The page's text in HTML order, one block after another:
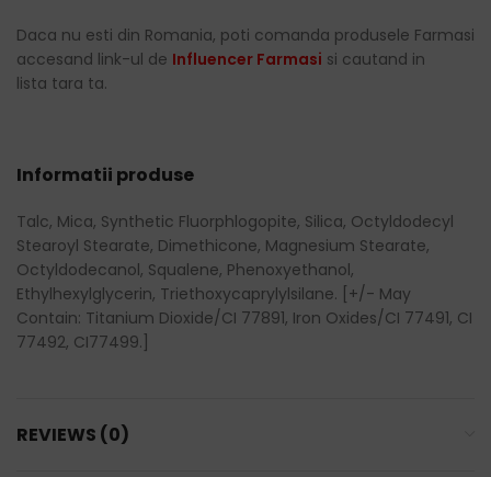
Daca nu esti din Romania, poti comanda produsele Farmasi
accesand link-ul de Influencer Farmasi si cautand in
lista tara ta.
Informatii produse
Talc, Mica, Synthetic Fluorphlogopite, Silica, Octyldodecyl
Stearoyl Stearate, Dimethicone, Magnesium Stearate,
Octyldodecanol, Squalene, Phenoxyethanol,
Ethylhexylglycerin, Triethoxycaprylylsilane. [+/- May
Contain: Titanium Dioxide/CI 77891, Iron Oxides/CI 77491, CI
77492, CI77499.]
REVIEWS (0)